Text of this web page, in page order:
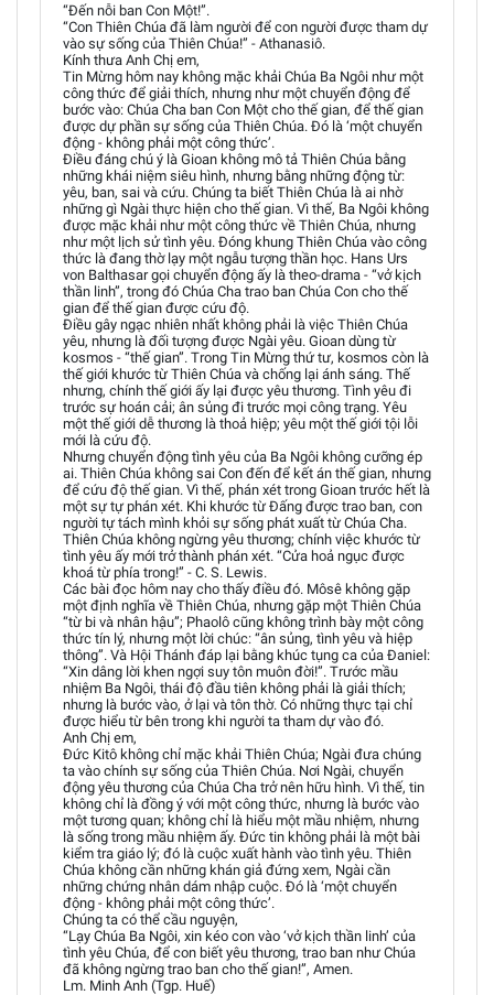
“Đến nỗi ban Con Một!”.
“Con Thiên Chúa đã làm người để con người được tham dự
vào sự sống của Thiên Chúa!” - Athanasiô.
Kính thưa Anh Chị em,
Tin Mừng hôm nay không mặc khải Chúa Ba Ngôi như một
công thức để giải thích, nhưng như một chuyển động để
bước vào: Chúa Cha ban Con Một cho thế gian, để thế gian
được dự phần sự sống của Thiên Chúa. Đó là ‘một chuyển
động - không phải một công thức’.
Điều đáng chú ý là Gioan không mô tả Thiên Chúa bằng
những khái niệm siêu hình, nhưng bằng những động từ:
yêu, ban, sai và cứu. Chúng ta biết Thiên Chúa là ai nhờ
những gì Ngài thực hiện cho thế gian. Vì thế, Ba Ngôi không
được mặc khải như một công thức về Thiên Chúa, nhưng
như một lịch sử tình yêu. Đóng khung Thiên Chúa vào công
thức là đang thờ lạy một ngẫu tượng thần học. Hans Urs
von Balthasar gọi chuyển động ấy là theo-drama - “vở kịch
thần linh”, trong đó Chúa Cha trao ban Chúa Con cho thế
gian để thế gian được cứu độ.
Điều gây ngạc nhiên nhất không phải là việc Thiên Chúa
yêu, nhưng là đối tượng được Ngài yêu. Gioan dùng từ
kosmos - “thế gian”. Trong Tin Mừng thứ tư, kosmos còn là
thế giới khước từ Thiên Chúa và chống lại ánh sáng. Thế
nhưng, chính thế giới ấy lại được yêu thương. Tình yêu đi
trước sự hoán cải; ân sủng đi trước mọi công trạng. Yêu
một thế giới dễ thương là thoả hiệp; yêu một thế giới tội lỗi
mới là cứu độ.
Nhưng chuyển động tình yêu của Ba Ngôi không cưỡng ép
ai. Thiên Chúa không sai Con đến để kết án thế gian, nhưng
để cứu độ thế gian. Vì thế, phán xét trong Gioan trước hết là
một sự tự phán xét. Khi khước từ Đấng được trao ban, con
người tự tách mình khỏi sự sống phát xuất từ Chúa Cha.
Thiên Chúa không ngừng yêu thương; chính việc khước từ
tình yêu ấy mới trở thành phán xét. “Cửa hoả ngục được
khoá từ phía trong!” - C. S. Lewis.
Các bài đọc hôm nay cho thấy điều đó. Môsê không gặp
một định nghĩa về Thiên Chúa, nhưng gặp một Thiên Chúa
“từ bi và nhân hậu”; Phaolô cũng không trình bày một công
thức tín lý, nhưng một lời chúc: “ân sủng, tình yêu và hiệp
thông”. Và Hội Thánh đáp lại bằng khúc tụng ca của Đaniel:
“Xin dâng lời khen ngợi suy tôn muôn đời!”. Trước mầu
nhiệm Ba Ngôi, thái độ đầu tiên không phải là giải thích;
nhưng là bước vào, ở lại và tôn thờ. Có những thực tại chỉ
được hiểu từ bên trong khi người ta tham dự vào đó.
Anh Chị em,
Đức Kitô không chỉ mặc khải Thiên Chúa; Ngài đưa chúng
ta vào chính sự sống của Thiên Chúa. Nơi Ngài, chuyển
động yêu thương của Chúa Cha trở nên hữu hình. Vì thế, tin
không chỉ là đồng ý với một công thức, nhưng là bước vào
một tương quan; không chỉ là hiểu một mầu nhiệm, nhưng
là sống trong mầu nhiệm ấy. Đức tin không phải là một bài
kiểm tra giáo lý; đó là cuộc xuất hành vào tình yêu. Thiên
Chúa không cần những khán giả đứng xem, Ngài cần
những chứng nhân dám nhập cuộc. Đó là ‘một chuyển
động - không phải một công thức’.
Chúng ta có thể cầu nguyện,
“Lạy Chúa Ba Ngôi, xin kéo con vào ‘vở kịch thần linh’ của
tình yêu Chúa, để con biết yêu thương, trao ban như Chúa
đã không ngừng trao ban cho thế gian!”, Amen.
Lm. Minh Anh (Tgp. Huế)